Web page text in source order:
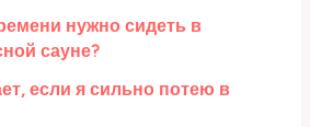
нужно сидеть в
сауне?
если я сильно потею в